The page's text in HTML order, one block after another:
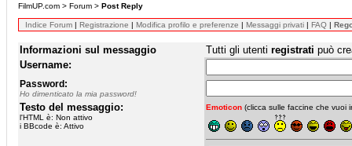
FilmUP.com > Forum > Post Reply
Indice Forum | Registrazione | Modifica profilo e preferenze | Messaggi privati | FAQ |
Informazioni sul messaggio Tutti gli utenti registrati può
Username:
Password:
Ho dimenticato la mia password!
Testo del messaggio:
l'HTML è: Non attivo
i BBcode è: Attivo
Emoticon (clicca sulle faccine che vuoi